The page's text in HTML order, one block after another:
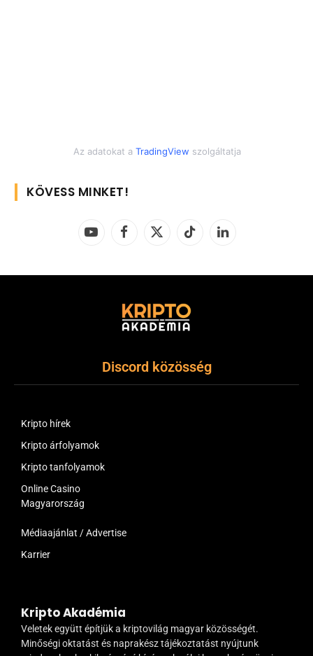
Az adatokat a TradingView szolgáltatja
KÖVESS MINKET!
YouTubeFacebook
X
TikTok LinkedIn
Discord közösség
Kripto hírek
Kripto árfolyamok
Kripto tanfolyamok
Online Casino
Magyarország
Médiaajánlat / Advertise
Karrier
Kripto Akadémia
Veletek együtt építjük a kriptovilág magyar közösségét.
Minőségi oktatást és naprakész tájékoztatást nyújtunk